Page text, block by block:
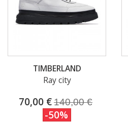
TIMBERLAND
Ray city
70,00 €140,00 €
-50%